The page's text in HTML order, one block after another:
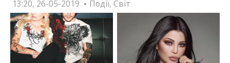
13:20, 26-05-2019 Події, Світ